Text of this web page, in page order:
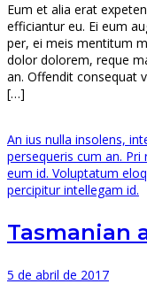
Eum et alia erat
efficiantur eu. Ei eum
per, ei meis mentitum
dolor dolorem, reque
an. Offendit consequat
[…]
An ius nulla insolens,
persequeris cum an.
eum id. Voluptatum
percipitur intellegam id.
Tasmanian
5 de abril de 2017